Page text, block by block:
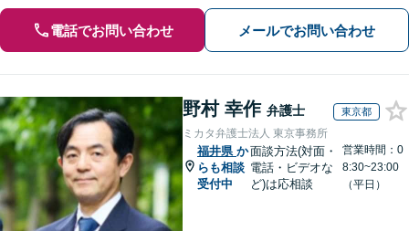
電話でお問い合わせ メールでお問い合わせ
野村 幸作 弁護士 東京都
ミカタ弁護士法人 東京事務所
福井県 か
らも相談
受付中
面談方法(対面・
電話・ビデオな
ど)は応相談
営業時間：0
8:30~23:00
（平日）